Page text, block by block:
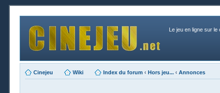
Le jeu en ligne sur le
Cinejeu Wiki Index du forum ‹ Hors jeu... ‹ Annonces